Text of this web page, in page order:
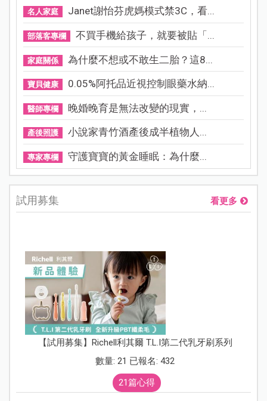
名人家庭 Janet謝怡芬虎媽模式禁3C，看...
部落客專欄 不買手機給孩子，就要被貼「...
家庭關係 為什麼不想或不敢生二胎？這8...
寶貝健康 0.05%阿托品近視控制眼藥水納...
醫師專欄 晚婚晚育是無法改變的現實，...
產後照護 小說家青竹酒產後成半植物人...
專家專欄 守護寶寶的黃金睡眠：為什麼...
試用募集 看更多
【試用募集】Richell利其爾 T.L.I第二代乳牙刷系列
數量: 21 已報名: 432
21篇心得